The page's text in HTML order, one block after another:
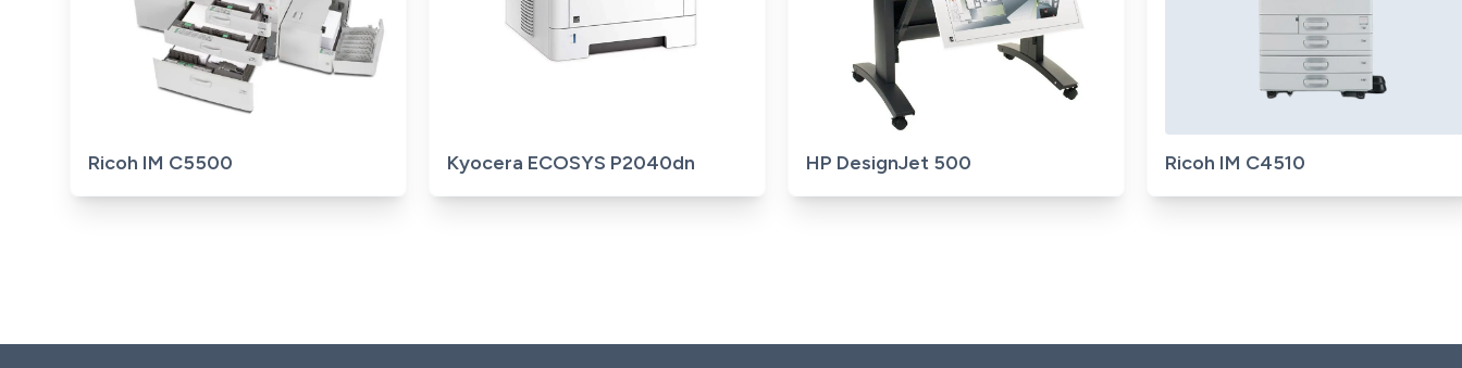
No image
Ricoh IM C5500
No image
Kyocera ECOSYS P2040dn
No image
HP DesignJet 500
No image
Ricoh IM C4510